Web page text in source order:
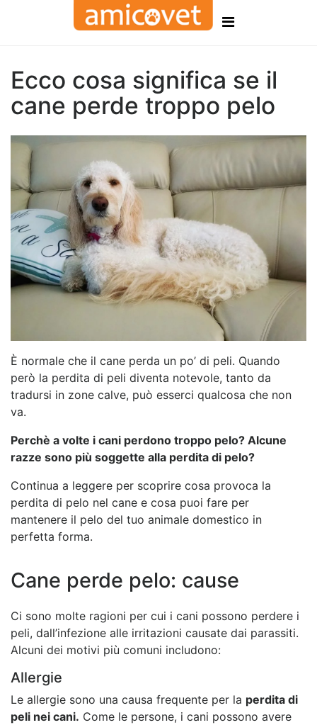
Ecco cosa significa se il
cane perde troppo pelo
È normale che il cane perda un po’ di peli. Quando
però la perdita di peli diventa notevole, tanto da
tradursi in zone calve, può esserci qualcosa che non
va.
Perchè a volte i cani perdono troppo pelo? Alcune
razze sono più soggette alla perdita di pelo?
Continua a leggere per scoprire cosa provoca la
perdita di pelo nel cane e cosa puoi fare per
mantenere il pelo del tuo animale domestico in
perfetta forma.
Cane perde pelo: cause
Ci sono molte ragioni per cui i cani possono perdere i
peli, dall’infezione alle irritazioni causate dai parassiti.
Alcuni dei motivi più comuni includono:
Allergie
Le allergie sono una causa frequente per la perdita di
peli nei cani. Come le persone, i cani possono avere